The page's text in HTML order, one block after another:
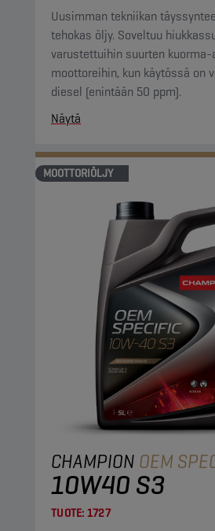
Uusimman tekniikan
tehokas öljy. Soveltuu
varustettuihin suurten kuorma-
moottoreihin, kun käytössä on
diesel (enintään 50 ppm).
Näytä
MOOTTORIÖLJY
CHAMPION OEM
10W40 S3
TUOTE: 1727